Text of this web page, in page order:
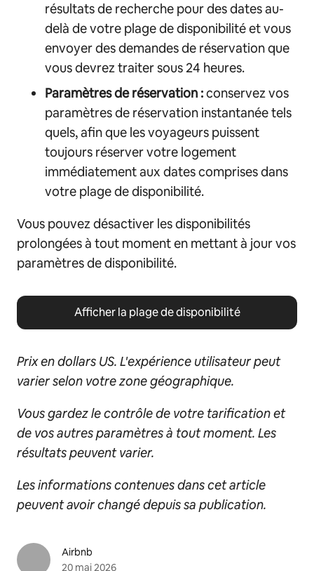
résultats de recherche pour des dates au-
delà de votre plage de disponibilité et vous
envoyer des demandes de réservation que
vous devrez traiter sous 24 heures.
Paramètres de réservation :conservez vos
paramètres de réservation instantanée tels
quels, afin que les voyageurs puissent
toujours réserver votre logement
immédiatement aux dates comprises dans
votre plage de disponibilité.
Vous pouvez désactiver les disponibilités
prolongées à tout moment en mettant à jour vos
paramètres de disponibilité.
Afficher la plage de disponibilité
Prix en dollars US. L'expérience utilisateur peut
varier selon votre zone géographique.
Vous gardez le contrôle de votre tarification et
de vos autres paramètres à tout moment. Les
résultats peuvent varier.
Les informations contenues dans cet article
peuvent avoir changé depuis sa publication.
Airbnb
20 mai 2026